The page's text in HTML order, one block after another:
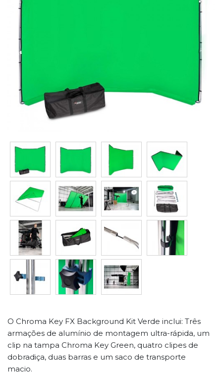
O Chroma Key FX Background Kit Verde inclui: Três
armações de alumínio de montagem ultra-rápida, um
clip na tampa Chroma Key Green, quatro clipes de
dobradiça, duas barras e um saco de transporte
macio.